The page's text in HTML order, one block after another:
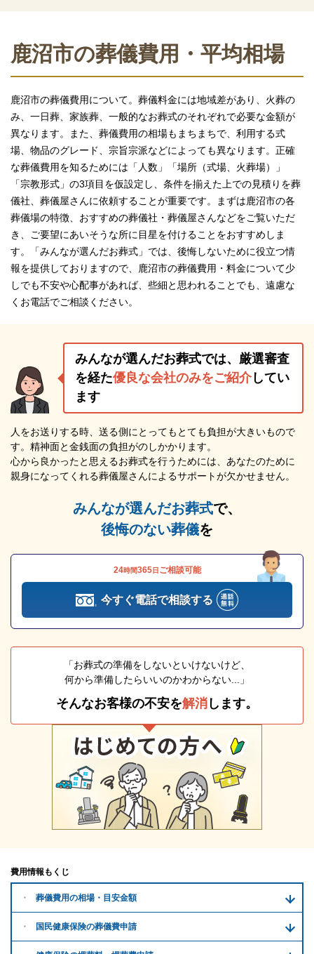
鹿沼市の葬儀費用・平均相場
鹿沼市の葬儀費用について。葬儀料金には地域差があり、火葬の
み、一日葬、家族葬、一般的なお葬式のそれぞれで必要な金額が
異なります。また、葬儀費用の相場もまちまちで、利用する式
場、物品のグレード、宗旨宗派などによっても異なります。正確
な葬儀費用を知るためには「人数」「場所（式場、火葬場）」
「宗教形式」の3項目を仮設定し、条件を揃えた上での見積りを葬
儀社、葬儀屋さんに依頼することが重要です。まずは鹿沼市の各
葬儀場の特徴、おすすめの葬儀社・葬儀屋さんなどをご覧いただ
き、ご要望にあいそうな所に目星を付けることをおすすめしま
す。「みんなが選んだお葬式」では、後悔しないために役立つ情
報を提供しておりますので、鹿沼市の葬儀費用・料金について少
しでも不安や心配事があれば、些細と思われることでも、遠慮な
くお電話でご相談ください。
みんなが選んだお葬式では、厳選審査
を経た優良な会社のみをご紹介してい
ます
人をお送りする時、送る側にとってもとても負担が大きいもので
す。精神面と金銭面の負担がのしかかります。
心から良かったと思えるお葬式を行うためには、あなたのために
親身になってくれる葬儀屋さんによるサポートが欠かせません。
みんなが選んだお葬式で、
後悔のない葬儀を
24時間365日 ご相談可能
今すぐ電話で相談する
「お葬式の準備をしないといけないけど、
何から準備したらいいのかわからない...」
そんなお客様の不安を解消 します。
費用情報もくじ
葬儀費用の相場・目安金額
国民健康保険の葬儀費申請